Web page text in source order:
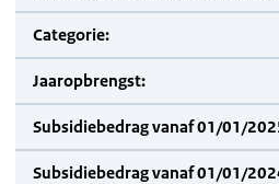
Categorie:
Jaaropbrengst:
Subsidiebedrag vanaf 01/01/
Subsidiebedrag vanaf 01/01/